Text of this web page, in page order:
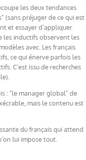
les deux tendances
(sans préjuger de ce qui est
et essayer d’appliquer
les inductifs observent les
avec. Les français
ce qui énerve parfois les
C’est issu de recherches
: "le manager global" de
mais le contenu est
du français qui attend
lui impose tout.